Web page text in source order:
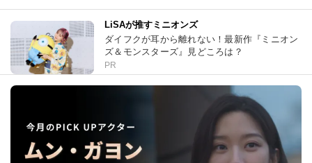
LiSAが推すミニオンズ
ダイフクが耳から離れない！最新作『ミニオン
ズ＆モンスターズ』見どころは？
PR